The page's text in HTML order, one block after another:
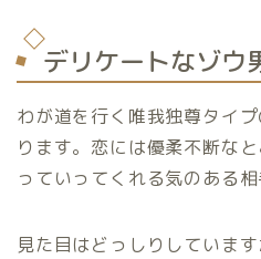
デリケートなゾウ
わが道を行く唯我独尊タイ
ります。恋には優柔不断な
っていってくれる気のある相
見た目はどっしりしていま